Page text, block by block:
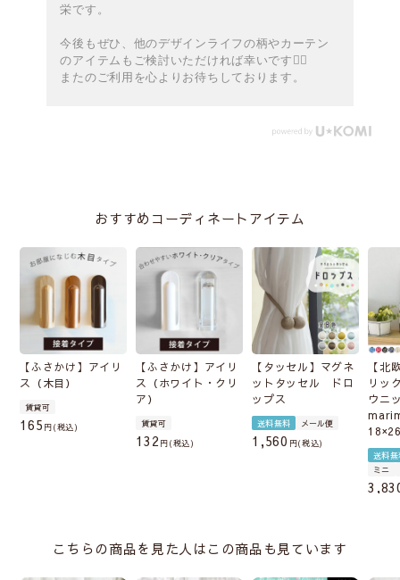
栄です。
今後もぜひ、他のデザインライフの柄やカーテン
のアイテムもご検討いただければ幸いです🙇‍♀️
またのご利用を心よりお待ちしております。
おすすめコーディネートアイテム
【ふさかけ】アイリ
ス（木目）
賃貸可
165 税込
【ふさかけ】アイリ
ス（ホワイト・クリ
ア）
賃貸可
132 税込
【タッセル】マグネ
ットタッセル ドロ
ップス
送料無料 メール便
1,560 税込
【北
リッ
ウニ
送料無
ミニ
こちらの商品を見た人はこの商品も見ています